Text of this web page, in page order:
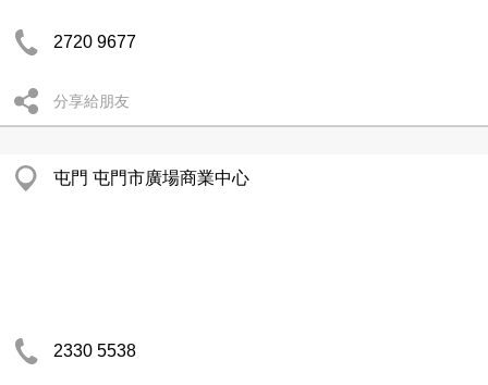
2720 9677
分享給朋友
屯門 屯門市廣場商業中心
2330 5538